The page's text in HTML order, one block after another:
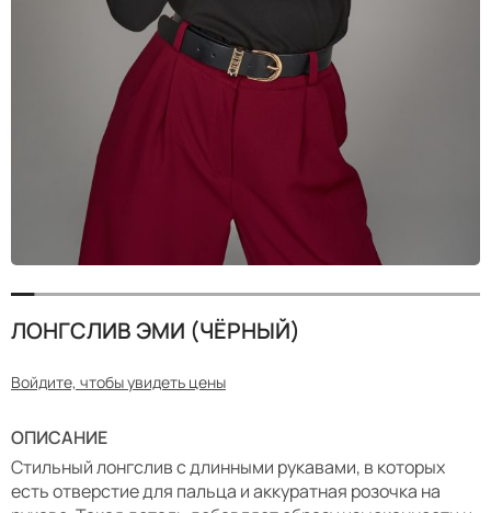
ЛОНГСЛИВ ЭМИ (ЧЁРНЫЙ)
Войдите, чтобы увидеть цены
ОПИСАНИЕ
Стильный лонгслив с длинными рукавами, в которых
есть отверстие для пальца и аккуратная розочка на